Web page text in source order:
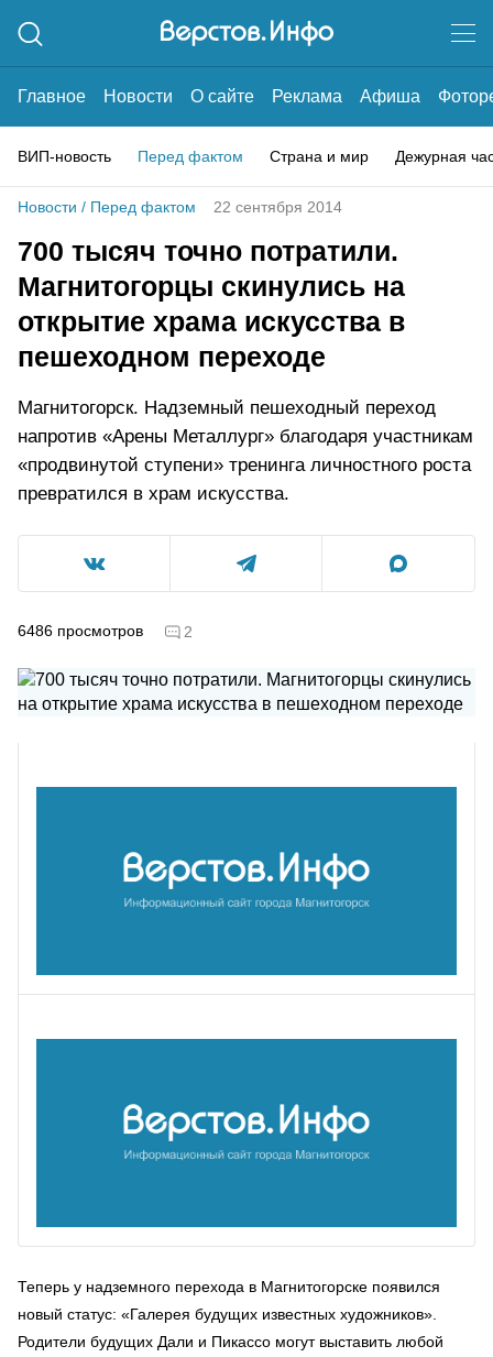
Главное Новости О сайте Реклама Афиша
ВИП-новость Перед фактом Страна и мир Дежурная
Новости / Перед фактом 22 сентября 2014
700 тысяч точно потратили.
Магнитогорцы скинулись на
открытие храма искусства в
пешеходном переходе
Магнитогорск. Надземный пешеходный переход
напротив «Арены Металлург» благодаря участникам
«продвинутой ступени» тренинга личностного роста
превратился в храм искусства.
6486 просмотров 2
Теперь у надземного перехода в Магнитогорске появился
новый статус: «Галерея будущих известных художников».
Родители будущих Дали и Пикассо могут выставить любой